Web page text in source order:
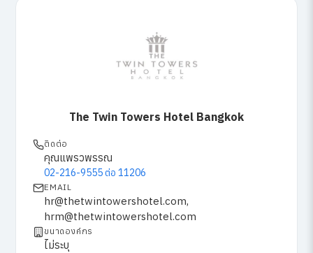
The Twin Towers Hotel Bangkok
ติดต่อ
คุณแพรวพรรณ
02-216-9555 ต่อ 11206
EMAIL
hr@thetwintowershotel.com,
hrm@thetwintowershotel.com
ขนาดองค์กร
ไม่ระบุ